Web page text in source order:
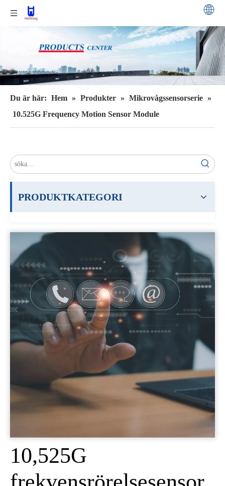
Du är här: Hem » Produkter » Mikrovågssensorserie »
10.525G Frequency Motion Sensor Module
PRODUKTKATEGORI
10,525G